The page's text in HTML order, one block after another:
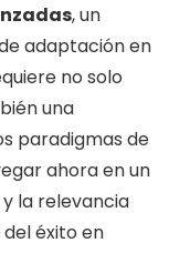
, un
adaptación en
no solo
una
paradigmas de
ahora en un
y la relevancia
éxito en